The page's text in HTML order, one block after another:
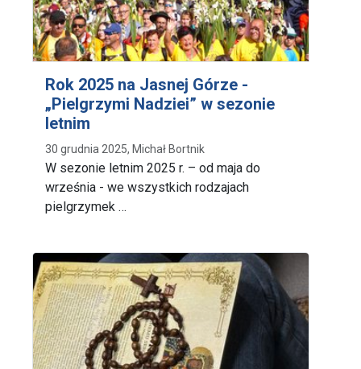
Rok 2025 na Jasnej Górze -
„Pielgrzymi Nadziei” w sezonie
letnim
30 grudnia 2025, Michał Bortnik
W sezonie letnim 2025 r. – od maja do
września - we wszystkich rodzajach
pielgrzymek …